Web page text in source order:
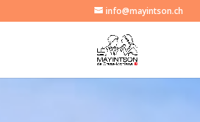
info@mayintson.ch